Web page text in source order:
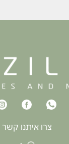
צרו איתנו קשר